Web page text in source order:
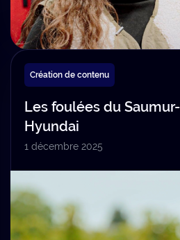
Création de contenu
Les foulées du
Hyundai
1 décembre 2025